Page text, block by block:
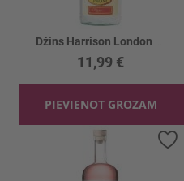
11,99 €
PIEVIENOT GROZAM